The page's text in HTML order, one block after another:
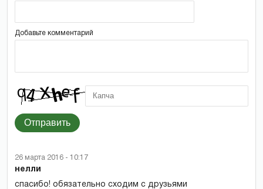
Добавьте комментарий
Отправить
26 марта 2016 - 10:17
нелли
спасибо! обязательно сходим с друзьями